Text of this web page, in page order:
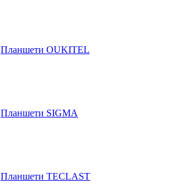
Планшети OUKITEL
Планшети SIGMA
Планшети TECLAST